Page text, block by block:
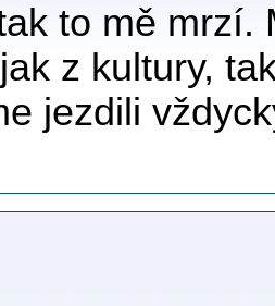
to mě mrzí.
z kultury,
jezdili